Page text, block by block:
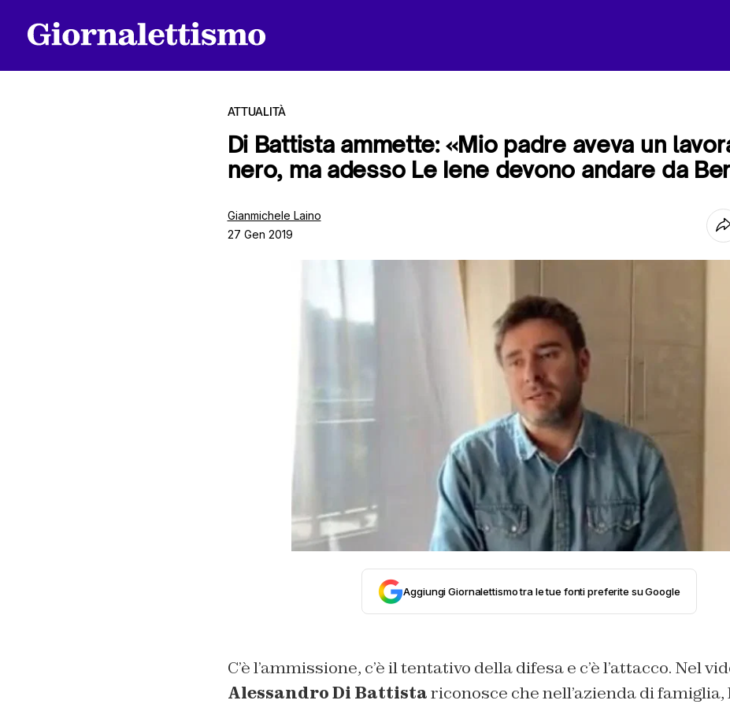
ATTUALITÀ
Di Battista ammette: «Mio padre aveva un
nero, ma adesso Le Iene devono andare da
Gianmichele Laino
27 Gen 2019
Aggiungi Giornalettismo tra le tue fonti preferite su Google
C’è l’ammissione, c’è il tentativo della difesa e c’è l’attacco. Nel
Alessandro Di Battistariconosce che nell’azienda di famiglia,